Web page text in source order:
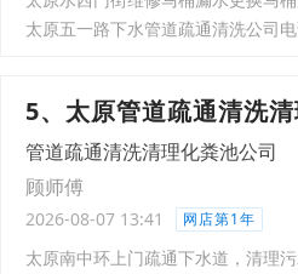
太原五一路下水管道疏通清洗公司
5、太原管道疏通清洗
管道疏通清洗清理化粪池公司
顾师傅
2026-08-07 13:41 网店第1年
太原南中环上门疏通下水道，清理